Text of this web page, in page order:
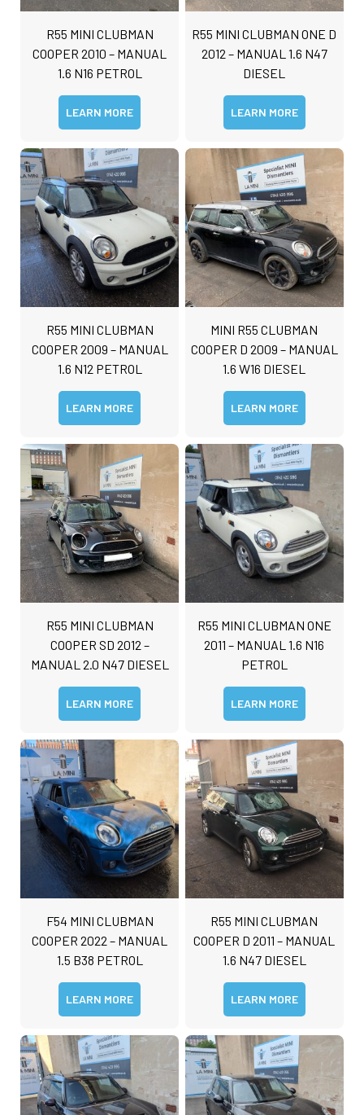
R55 MINI CLUBMAN
COOPER 2010 – MANUAL
1.6 N16 PETROL
LEARN MORE
R55 MINI CLUBMAN ONE D
2012 – MANUAL 1.6 N47
DIESEL
LEARN MORE
R55 MINI CLUBMAN
COOPER 2009 – MANUAL
1.6 N12 PETROL
LEARN MORE
MINI R55 CLUBMAN
COOPER D 2009 – MANUAL
1.6 W16 DIESEL
LEARN MORE
R55 MINI CLUBMAN
COOPER SD 2012 –
MANUAL 2.0 N47 DIESEL
LEARN MORE
R55 MINI CLUBMAN ONE
2011 – MANUAL 1.6 N16
PETROL
LEARN MORE
F54 MINI CLUBMAN
COOPER 2022 – MANUAL
1.5 B38 PETROL
LEARN MORE
R55 MINI CLUBMAN
COOPER D 2011 – MANUAL
1.6 N47 DIESEL
LEARN MORE
N
a
e
*
D
e
t
a
i
l
s
*
First Last
C
o
m
m
e
n
t
o
r
M
s
e
Submit